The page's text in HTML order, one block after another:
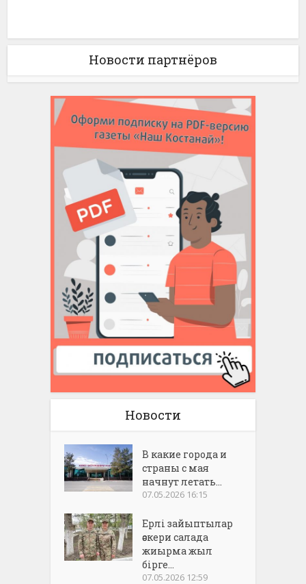
Новости партнёров
Новости
В какие города и
страны с мая
начнут летать...
07.05.2026 16:15
Ерлі зайыптылар
әскери салада
жиырма жыл
бірге...
07.05.2026 12:59